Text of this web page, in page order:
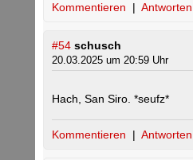
Kommentieren | Antworten
#54 schusch
20.03.2025 um 20:59 Uhr
Hach, San Siro. *seufz*
Kommentieren | Antworten